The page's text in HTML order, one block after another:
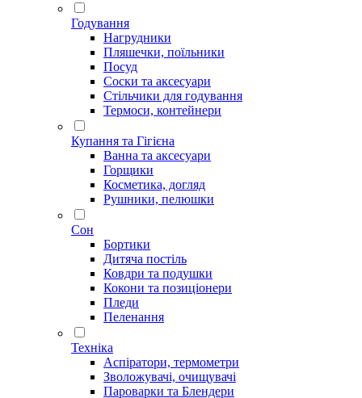
Годування
Нагрудники
Пляшечки, поїльники
Посуд
Соски та аксесуари
Стільчики для годування
Термоси, контейнери
Купання та Гігієна
Ванна та аксесуари
Горщики
Косметика, догляд
Рушники, пелюшки
Сон
Бортики
Дитяча постіль
Ковдри та подушки
Кокони та позиціонери
Пледи
Пеленання
Техніка
Аспіратори, термометри
Зволожувачі, очищувачі
Пароварки та Блендери